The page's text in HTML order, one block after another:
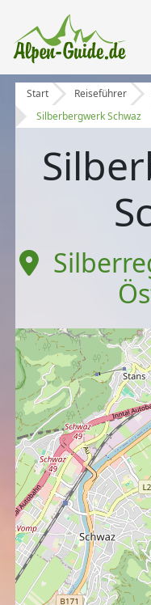
Start Reiseführer
Silberbergwerk Schwaz